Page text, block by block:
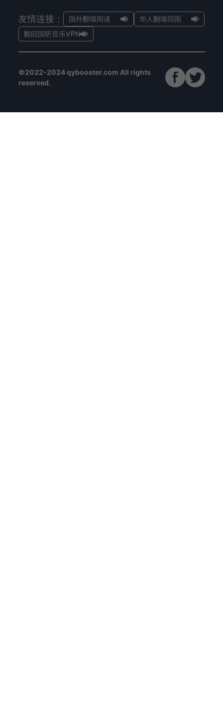
友情连接： 国外翻墙阅读
华人翻墙回国
翻回国听音乐VPN
©2022-2024 qybooster.com All rights
reserved.